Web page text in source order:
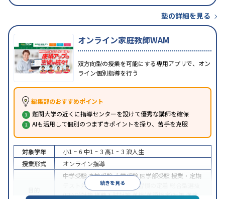
塾の詳細を見る
オンライン家庭教師WAM
双方向型の授業を可能にする専用アプリで、オン
ライン個別指導を行う
編集部のおすすめポイント
難関大学の近くに指導センターを設けて優秀な講師を確保
AIも活用して個別のつまずきポイントを探り、苦手を克服
続きを見る
対象学年 小1 ~ 6 中1 ~ 3 高1 ~ 3 浪人生
授業形式
オンライン指導
中学受験高校受験大学受験 医学部受験 授業・定期
テスト対策
内申点対策 学習習慣の定着
(旧AO)対策推薦入試対策英検(英語検定)対策漢検